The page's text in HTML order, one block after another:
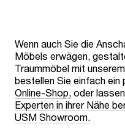
Wenn auch Sie die
Möbels erwägen,
Traummöbel mit unserem
bestellen Sie einfach ein
Online-Shop, oder
Experten in ihrer Nähe
USM Showroom.